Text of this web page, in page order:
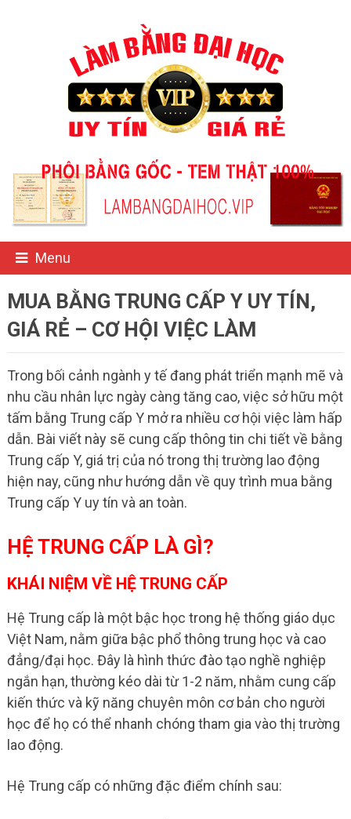
Menu
MUA BẰNG TRUNG CẤP Y UY TÍN,
GIÁ RẺ – CƠ HỘI VIỆC LÀM
Trong bối cảnh ngành y tế đang phát triển mạnh mẽ và
nhu cầu nhân lực ngày càng tăng cao, việc sở hữu một
tấm bằng Trung cấp Y mở ra nhiều cơ hội việc làm hấp
dẫn. Bài viết này sẽ cung cấp thông tin chi tiết về bằng
Trung cấp Y, giá trị của nó trong thị trường lao động
hiện nay, cũng như hướng dẫn về quy trình mua bằng
Trung cấp Y uy tín và an toàn.
HỆ TRUNG CẤP LÀ GÌ?
KHÁI NIỆM VỀ HỆ TRUNG CẤP
Hệ Trung cấp là một bậc học trong hệ thống giáo dục
Việt Nam, nằm giữa bậc phổ thông trung học và cao
đẳng/đại học. Đây là hình thức đào tạo nghề nghiệp
ngắn hạn, thường kéo dài từ 1-2 năm, nhằm cung cấp
kiến thức và kỹ năng chuyên môn cơ bản cho người
học để họ có thể nhanh chóng tham gia vào thị trường
lao động.
Hệ Trung cấp có những đặc điểm chính sau: